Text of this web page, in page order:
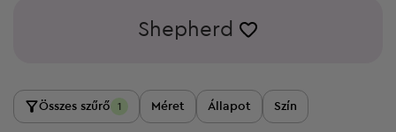
Shepherd
Összes szűrő 1 Méret Állapot Szín